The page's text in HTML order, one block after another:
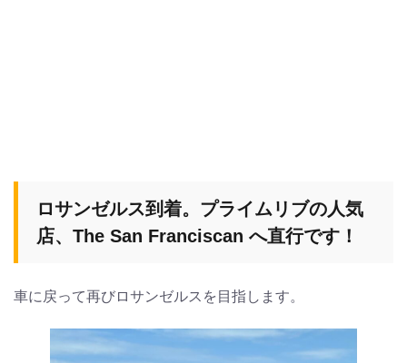
ロサンゼルス到着。プライムリブの人気
店、The San Franciscan へ直行です！
車に戻って再びロサンゼルスを目指します。